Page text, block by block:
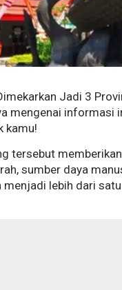
Jadi 3
mengenai informasi
kamu!
tersebut
sumber daya
lebih dari